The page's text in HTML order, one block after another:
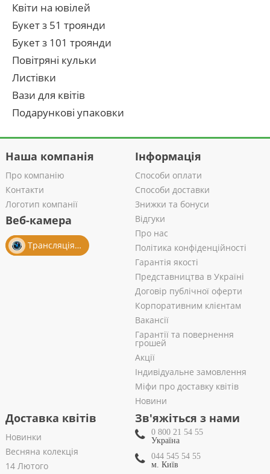
Квіти на ювілей
Букет з 51 троянди
Букет з 101 троянди
Повітряні кульки
Листівки
Вази для квітів
Подарункові упаковки
Наша компанія
Про компанію
Контакти
Логотип компанії
Веб-камера
Трансляція із салону
Інформація
Способи оплати
Способи доставки
Знижки та бонуси
Відгуки
Про нас
Політика конфіденційності
Гарантія якості
Представництва в Україні
Договір публічної оферти
Корпоративним клієнтам
Вакансії
Гарантії та повернення
грошей
Акції
Індивідуальне замовлення
Міфи про доставку квітів
Новини
Доставка квітів
Новинки
Весняна колекція
14 Лютого
Зв'яжіться з нами
0 800 21 54 55
Україна
044 545 54 55
м. Київ